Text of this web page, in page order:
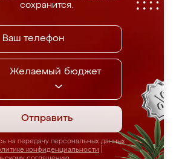
сохранится.
Желаемый бюджет
Отправить
на передачу персональных данных
конфиденциальности